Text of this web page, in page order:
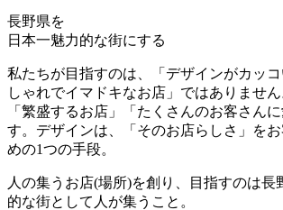
長野県を
日本一魅力的な街にする
私たちが目指すのは、「デザインがカッ
しゃれでイマドキなお店」ではありません
「繁盛するお店」「たくさんのお客さん
す。デザインは、「そのお店らしさ」を
めの1つの手段。
人の集うお店(場所)を創り、目指すのは長
的な街として人が集うこと。